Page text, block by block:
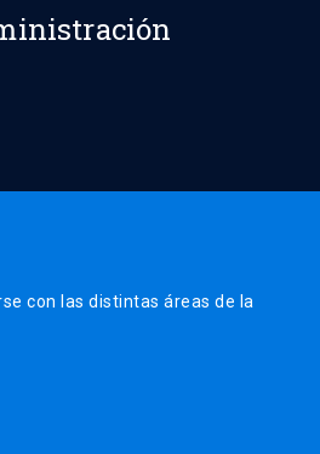
con las distintas áreas de la